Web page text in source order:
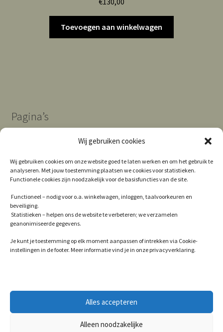
Wij gebruiken cookies
Wij gebruiken cookies om onze website goed te laten werken en om het gebruik te
analyseren. Met jouw toestemming plaatsen we cookies voor statistieken.
Functionele cookies zijn noodzakelijk voor de basisfuncties van de site.
Functioneel – nodig voor o.a. winkelwagen, inloggen, taalvoorkeuren en
beveiliging.
Statistieken – helpen ons de website te verbeteren; we verzamelen
geanonimiseerde gegevens.
Je kunt je toestemming op elk moment aanpassen of intrekken via Cookie-
instellingen in de footer. Meer informatie vind je in onze privacyverklaring.
Alles accepteren
Alleen noodzakelijke
Toevoegen aan winkelwagen
Pagina’s
Contact
Privacy
© 2026
Gebouwd met WooCommerce